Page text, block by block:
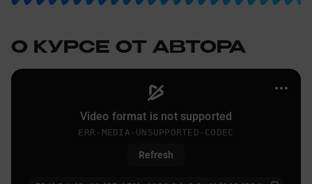
О КУРСЕ ОТ АВТОРА